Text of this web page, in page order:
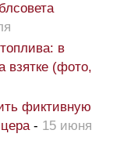
в
взятке (фото,
фиктивную
- 15 июня